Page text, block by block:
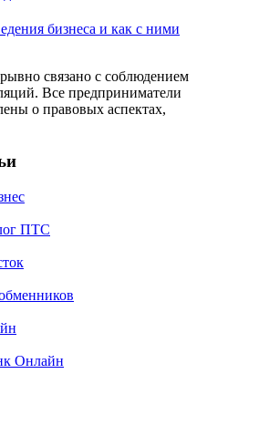
связано с соблюдением
Все предприниматели
о правовых аспектах,
ПТС
Онлайн